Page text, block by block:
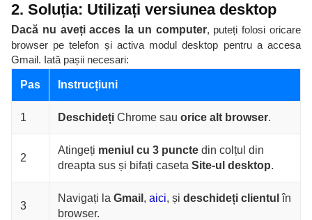
2. Soluția: Utilizați versiunea desktop
Dacă nu aveți acces la un computer, puteți folosi oricare
browser pe telefon și activa modul desktop pentru a accesa
Gmail. Iată pașii necesari:
Pas Instrucțiuni
1 Deschideți Chrome sau orice alt browser.
2
Atingeți meniul cu 3 puncte din colțul din
dreapta sus și bifați caseta Site-ul desktop.
3
Navigați la Gmail , aici, și deschideți clientul în
browser.